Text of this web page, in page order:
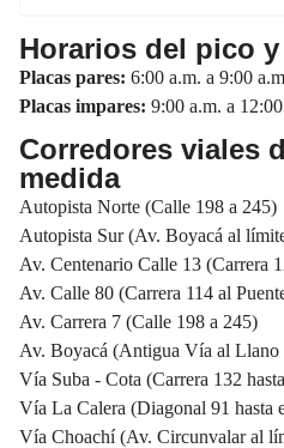
Horarios del pico
Placas pares: 6:00 a.m. a 9:00
Placas impares: 9:00 a.m. a
Corredores viales
medida
Autopista Norte (Calle 198 a 245)
Autopista Sur (Av. Boyacá al
Av. Centenario Calle 13 (Carrera
Av. Calle 80 (Carrera 114 al
Av. Carrera 7 (Calle 198 a 245)
Av. Boyacá (Antigua Vía al
Vía Suba - Cota (Carrera 132
Vía La Calera (Diagonal 91 hasta
Vía Choachí (Av. Circunvalar al